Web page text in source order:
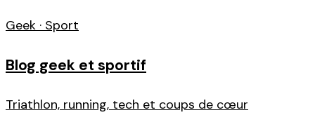
Geek · Sport
Blog geek et sportif
Triathlon, running, tech et coups de cœur